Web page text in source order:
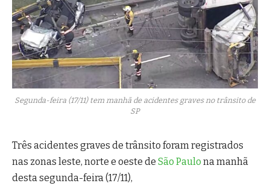
Segunda-feira (17/11) tem manhã de acidentes graves no trânsito de
SP
Três acidentes graves de trânsito foram registrados
nas zonas leste, norte e oeste de São Paulo na manhã
desta segunda-feira (17/11),